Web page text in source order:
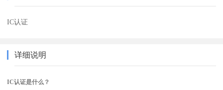
IC认证
详细说明
IC认证是什么？